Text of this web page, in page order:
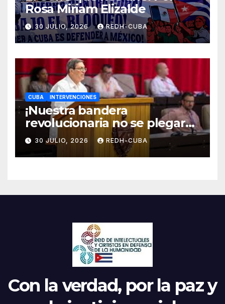
Rosa Miriam Elizalde
30 JULIO, 2026 REDH-CUBA
CUBA INTERVENCIONES
¡Nuestra bandera
revolucionaria no se plegará
jamás! Por Bruno Rodríguez
Parrilla
30 JULIO, 2026 REDH-CUBA
Con la verdad, por la paz y